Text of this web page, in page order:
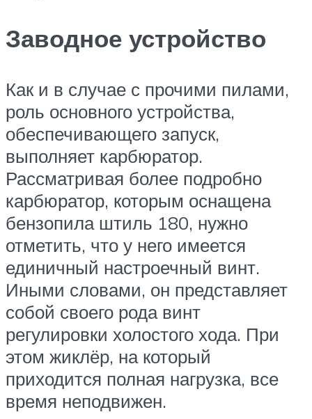
Заводное устройство
Как и в случае с прочими пилами,
роль основного устройства,
обеспечивающего запуск,
выполняет карбюратор.
Рассматривая более подробно
карбюратор, которым оснащена
бензопила штиль 180, нужно
отметить, что у него имеется
единичный настроечный винт.
Иными словами, он представляет
собой своего рода винт
регулировки холостого хода. При
этом жиклёр, на который
приходится полная нагрузка, все
время неподвижен.